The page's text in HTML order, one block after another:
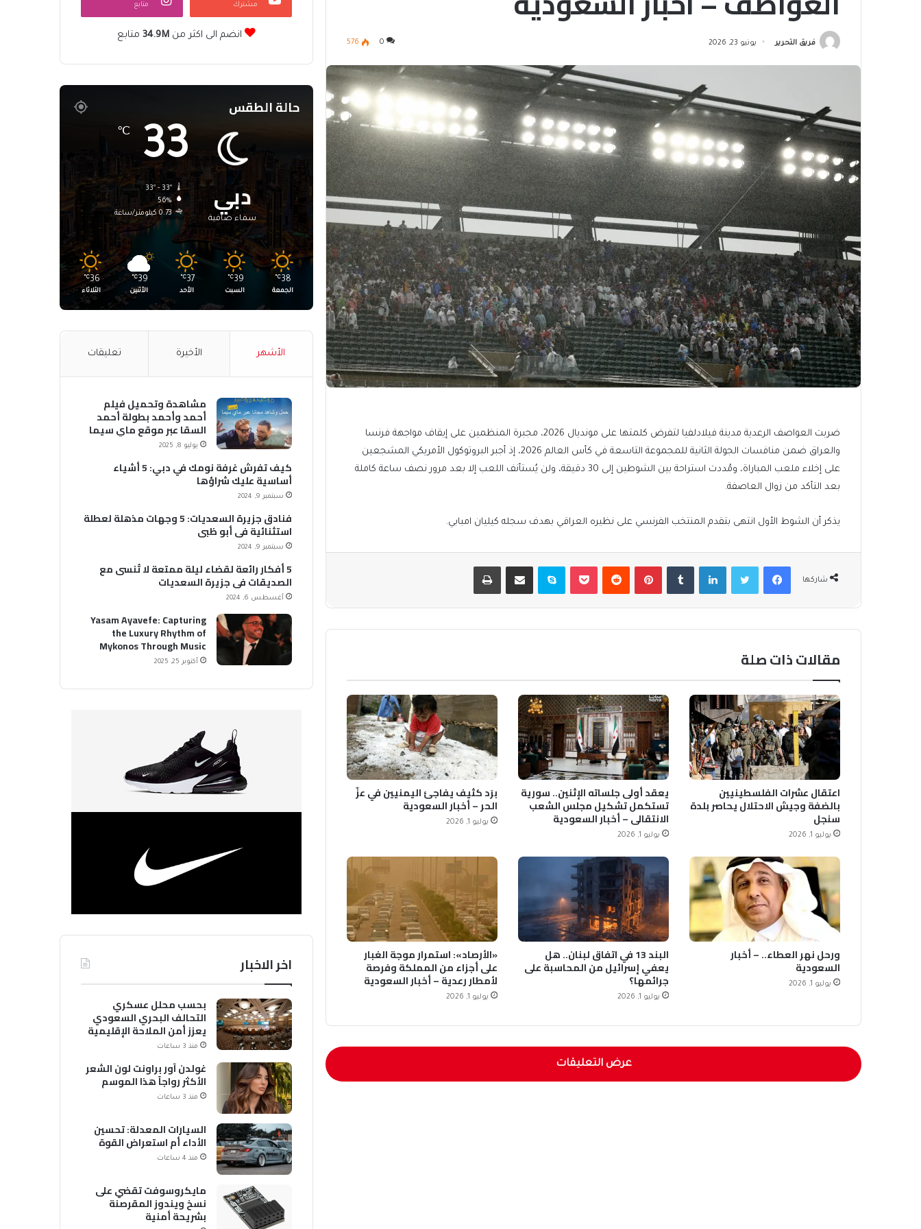
فريق التحرير يونيو 23, 2026 0
576
ضربت العواصف الرعدية مدينة فيلادلفيا لتفرض كلمتها على مونديال 2026، مجبرة المنظمين على إيقاف مواجهة فرنسا
والعراق ضمن منافسات الجولة الثانية للمجموعة التاسعة في كأس العالم 2026، إذ أجبر البروتوكول الأمريكي المشجعين
على إخلاء ملعب المباراة، ومُددت استراحة بين الشوطين إلى 30 دقيقة، ولن يُستأنف اللعب إلا بعد مرور نصف ساعة كاملة
بعد التأكد من زوال العاصفة.
يذكر أن الشوط الأول انتهى بتقدم المنتخب الفرنسي على نظيره العراقي بهدف سجله كيليان امبابي.
شاركها
فيسبوكتويتر لينكدإن بينتيريست بوكيت سكايب مشاركة عبر البريد طباعة
مقالات ذات صلة
اعتقال عشرات الفلسطينيين
بالضفة وجيش الاحتلال يحاصر بلدة
سنجل
يوليو 1, 2026
يعقد أولى جلساته الإثنين.. سورية
تستكمل تشكيل مجلس الشعب
الانتقالي – أخبار السعودية
يوليو 1, 2026
برَد كثيف يفاجئ اليمنيين في عزّ
الحر – أخبار السعودية
يوليو 1, 2026
ورحل نهر العطاء.. – أخبار
السعودية
يوليو 1, 2026
البند 13 في اتفاق لبنان.. هل
يعفي إسرائيل من المحاسبة على
جرائمها؟
يوليو 1, 2026
«الأرصاد»: استمرار موجة الغبار
على أجزاء من المملكة وفرصة
لأمطار رعدية – أخبار السعودية
يوليو 1, 2026
عرض التعليقات
مشترك متابع
انضم الى اكثر من34.9M متابع
حالة الطقس
دبي
سماء صافية
33
℃
33º - 33º
56%
0.73 كيلومتر/ساعة
38
℃
الجمعة
39
℃
السبت
37
℃
الأحد
39
℃
الأثنين
36
℃
الثلاثاء
الأشهر الأخيرة تعليقات
مشاهدة وتحميل فيلم
أحمد وأحمد بطولة أحمد
السقا عبر موقع ماي سيما
MyCima (وي سيما WeCima)
يوليو 8, 2025
كيف تفرش غرفة نومك في دبي: 5 أشياء
أساسية عليك شراؤها
سبتمبر 9, 2024
فنادق جزيرة السعديات: 5 وجهات مذهلة لعطلة
استثنائية في أبو ظبي
سبتمبر 9, 2024
5 أفكار رائعة لقضاء ليلة ممتعة لا تُنسى مع
الصديقات في جزيرة السعديات
أغسطس 6, 2024
Yasam Ayavefe: Capturing
the Luxury Rhythm of
Mykonos Through Music
أكتوبر 25, 2025
اخر الاخبار
بحسب محلل عسكري
التحالف البحري السعودي
يعزز أمن الملاحة الإقليمية
والدولية
منذ 3 ساعات
غولدن آور براونت لون الشعر
الأكثر رواجاً هذا الموسم
منذ 3 ساعات
السيارات المعدلة: تحسين
الأداء أم استعراض القوة
منذ 4 ساعات
مايكروسوفت تقضي على
نسخ ويندوز المقرصنة
بشريحة أمنية